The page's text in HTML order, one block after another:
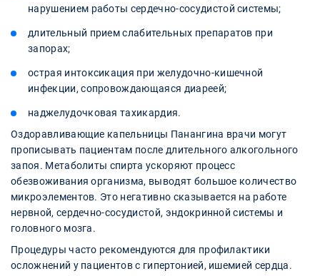
нарушением работы сердечно-сосудистой системы;
длительный прием слабительных препаратов при
запорах;
острая интоксикация при желудочно-кишечной
инфекции, сопровождающаяся диареей;
наджелудочковая тахикардия.
Оздоравливающие капельницы Панангина врачи могут
прописывать пациентам после длительного алкогольного
запоя. Метаболиты спирта ускоряют процесс
обезвоживания организма, выводят большое количество
микроэлементов. Это негативно сказывается на работе
нервной, сердечно-сосудистой, эндокринной системы и
головного мозга.
Процедуры часто рекомендуются для профилактики
осложнений у пациентов с гипертонией, ишемией сердца.